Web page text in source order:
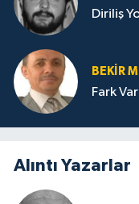
Diriliş
BEKIR
Fark Var
Alıntı Yazarlar